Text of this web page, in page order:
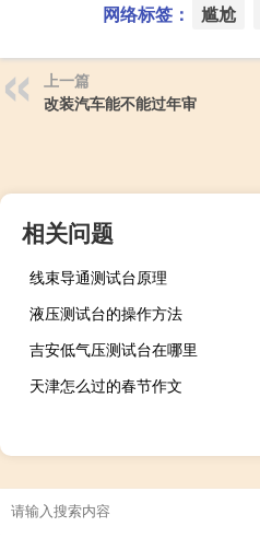
网络标签： 尴尬
上一篇
改装汽车能不能过年审
相关问题
线束导通测试台原理
液压测试台的操作方法
吉安低气压测试台在哪里
天津怎么过的春节作文